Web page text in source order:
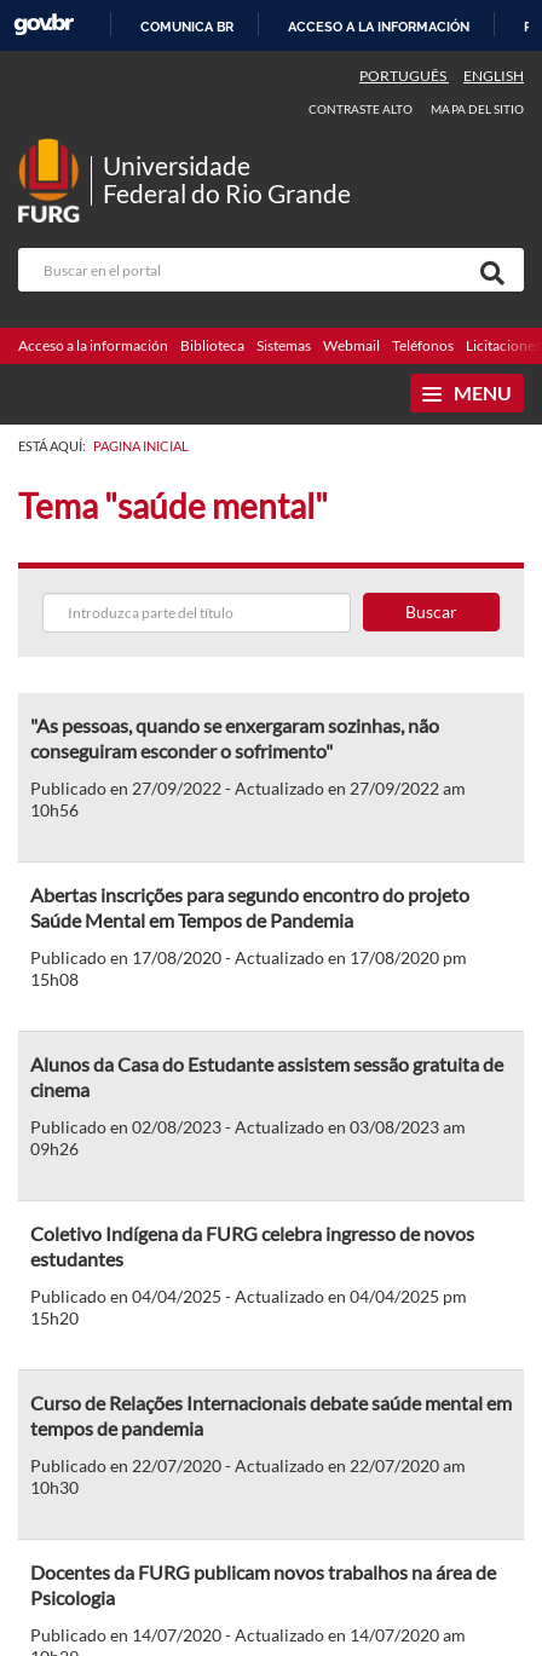
CONTENIDO
COMUNICA BR ACCESO A LA INFORMACIÓN
PORTUGUÊS ENGLISH
CONTRASTE ALTO MAPA DEL SITIO
Universidade
Federal do Rio Grande
Acceso a la información Biblioteca Sistemas Webmail Teléfonos Licitaciones
MENU
ESTÁ AQUÍ: PAGINA INICIAL
Tema "saúde mental"
Buscar
"As pessoas, quando se enxergaram sozinhas, não
conseguiram esconder o sofrimento"
Publicado en 27/09/2022 - Actualizado en 27/09/2022 am
10h56
Abertas inscrições para segundo encontro do projeto
Saúde Mental em Tempos de Pandemia
Publicado en 17/08/2020 - Actualizado en 17/08/2020 pm
15h08
Alunos da Casa do Estudante assistem sessão gratuita de
cinema
Publicado en 02/08/2023 - Actualizado en 03/08/2023 am
09h26
Coletivo Indígena da FURG celebra ingresso de novos
estudantes
Publicado en 04/04/2025 - Actualizado en 04/04/2025 pm
15h20
Curso de Relações Internacionais debate saúde mental em
tempos de pandemia
Publicado en 22/07/2020 - Actualizado en 22/07/2020 am
10h30
Docentes da FURG publicam novos trabalhos na área de
Psicologia
Publicado en 14/07/2020 - Actualizado en 14/07/2020 am